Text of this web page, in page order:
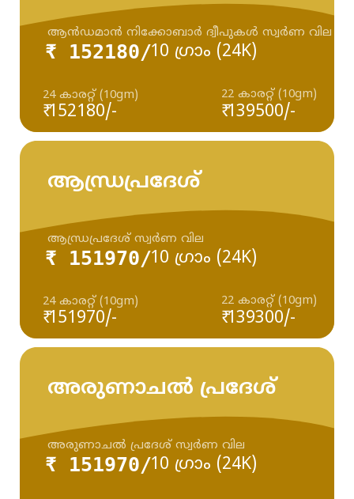
₹ 152180/10 ഗ്രാം (24K)
₹ 152180/-
24 കാരറ്റ് (10gm) 22 കാരറ്റ് (10gm)
ആൻഡമാൻ നിക്കോബാർ ദ്വീപുകൾ സ്വർണ വില
₹ 139500/-
ആന്ധ്രപ്രദേശ്
₹ 151970/10 ഗ്രാം (24K)
₹ 151970/-
24 കാരറ്റ് (10gm) 22 കാരറ്റ് (10gm)
ആന്ധ്രപ്രദേശ് സ്വർണ വില
₹ 139300/-
അരുണാചൽ പ്രദേശ്
₹ 151970/10 ഗ്രാം (24K)
അരുണാചൽ പ്രദേശ് സ്വർണ വില